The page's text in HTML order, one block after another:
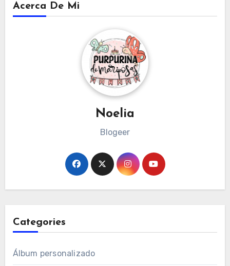
Acerca De Mi
Noelia
Blogeer
Categories
Álbum personalizado